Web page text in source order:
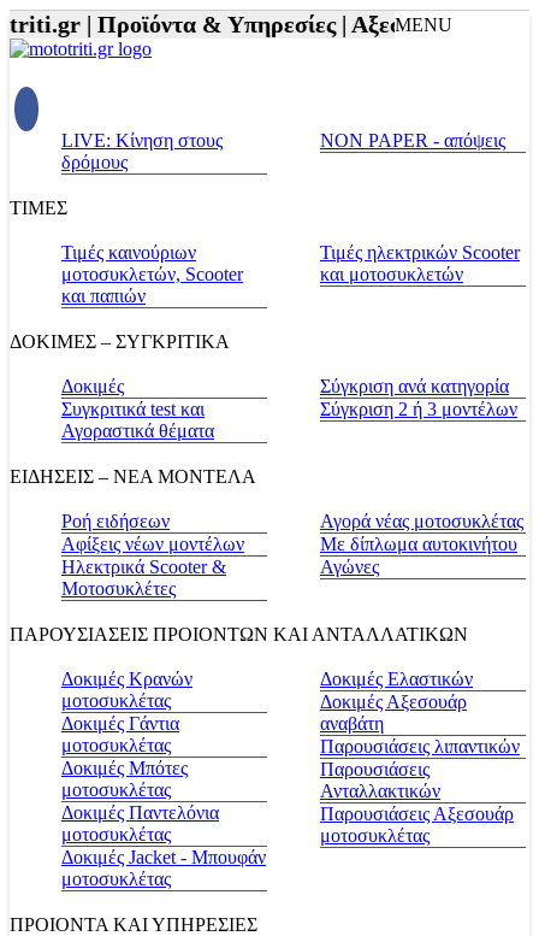
|Προϊόντα & Υπηρεσίες |Αξεσουάρ Αναβάτη
MENU
LIVE: Κίνηση στους
δρόμους
NON PAPER - απόψεις
ΤΙΜΕΣ
Τιμές καινούριων
μοτοσυκλετών, Scooter
και παπιών
Τιμές ηλεκτρικών Scooter
και μοτοσυκλετών
ΔΟΚΙΜΕΣ – ΣΥΓΚΡΙΤΙΚΑ
Δοκιμές
Συγκριτικά test και
Αγοραστικά θέματα
Σύγκριση ανά κατηγορία
Σύγκριση 2 ή 3 μοντέλων
ΕΙΔΗΣΕΙΣ – ΝΕΑ ΜΟΝΤΕΛΑ
Ροή ειδήσεων
Αφίξεις νέων μοντέλων
Ηλεκτρικά Scooter &
Μοτοσυκλέτες
Αγορά νέας μοτοσυκλέτας
Με δίπλωμα αυτοκινήτου
Αγώνες
ΠΑΡΟΥΣΙΑΣΕΙΣ ΠΡΟΙΟΝΤΩΝ ΚΑΙ ΑΝΤΑΛΛΑΤΙΚΩΝ
Δοκιμές Κρανών
μοτοσυκλέτας
Δοκιμές Γάντια
μοτοσυκλέτας
Δοκιμές Μπότες
μοτοσυκλέτας
Δοκιμές Παντελόνια
μοτοσυκλέτας
Δοκιμές Jacket - Μπουφάν
μοτοσυκλέτας
Δοκιμές Ελαστικών
Δοκιμές Αξεσουάρ
αναβάτη
Παρουσιάσεις λιπαντικών
Παρουσιάσεις
Ανταλλακτικών
Παρουσιάσεις Αξεσουάρ
μοτοσυκλέτας
ΠΡΟΙΟΝΤΑ ΚΑΙ ΥΠΗΡΕΣΙΕΣ